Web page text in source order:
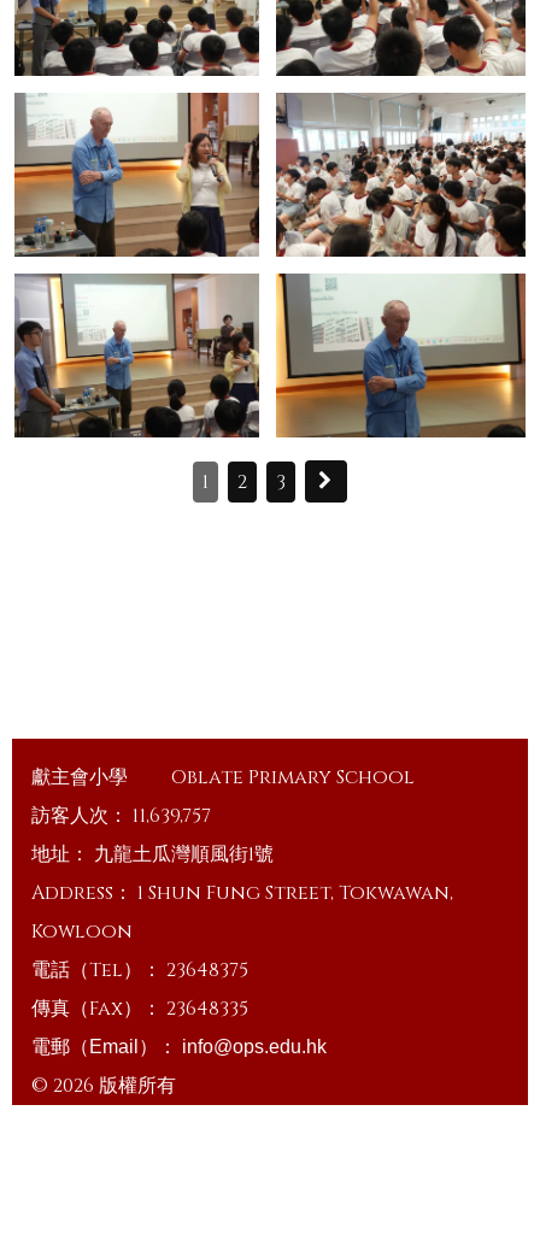
1 2 3
獻主會小學
Oblate Primary School
訪客人次： 11,639,757
地址： 九龍土瓜灣順風街1號
Address： 1 Shun Fung Street, Tokwawan,
Kowloon
電話（Tel）： 23648375
傳真（Fax）： 23648335
電郵（Email）： info@ops.edu.hk
© 2026 版權所有